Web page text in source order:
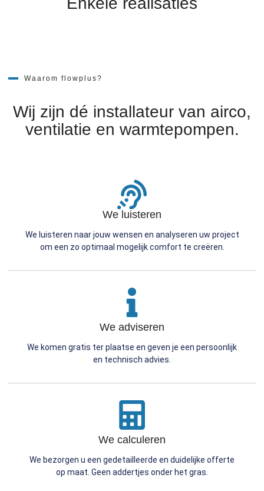
Waarom flowplus?
Wij zijn dé installateur van airco,
ventilatie en warmtepompen.
We luisteren
We luisteren naar jouw wensen en analyseren uw project
om een zo optimaal mogelijk comfort te creëren.
We adviseren
We komen gratis ter plaatse en geven je een persoonlijk
en technisch advies.
We calculeren
We bezorgen u een gedetailleerde en duidelijke offerte
op maat. Geen addertjes onder het gras.